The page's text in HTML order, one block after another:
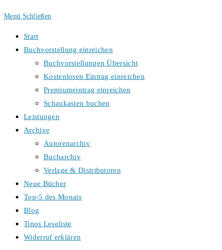
Menü Schließen
Start
Buchvorstellung einreichen
Buchvorstellungen Übersicht
Kostenlosen Eintrag einreichen
Premiumeintrag einreichen
Schaukasten buchen
Leistungen
Archive
Autorenarchiv
Bucharchiv
Verlage & Distributoren
Neue Bücher
Top-5 des Monats
Blog
Tinos Leseliste
Widerruf erklären